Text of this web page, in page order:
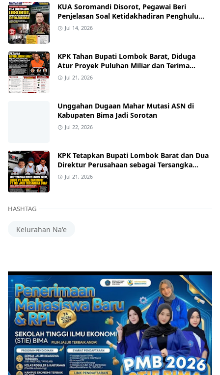
KUA Soromandi Disorot, Pegawai Beri
Penjelasan Soal Ketidakhadiran Penghulu
pada Akad Nikah Mualaf
Jul 14, 2026
KPK Tahan Bupati Lombok Barat, Diduga
Atur Proyek Puluhan Miliar dan Terima
Alphard hingga Uang Tunai
Jul 21, 2026
Unggahan Dugaan Mahar Mutasi ASN di
Kabupaten Bima Jadi Sorotan
Jul 22, 2026
KPK Tetapkan Bupati Lombok Barat dan Dua
Direktur Perusahaan sebagai Tersangka
Dugaan Suap Proyek
Jul 21, 2026
HASHTAG
Kelurahan Na'e